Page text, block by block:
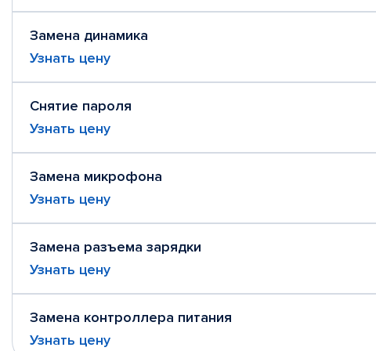
Замена динамика
Узнать цену
Снятие пароля
Узнать цену
Замена микрофона
Узнать цену
Замена разъема зарядки
Узнать цену
Замена контроллера питания
Узнать цену